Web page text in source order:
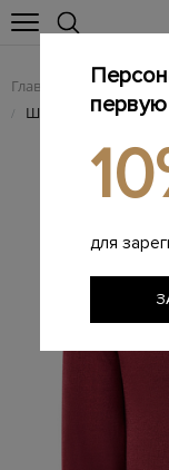
Главная Мужчинам
/ Шерстяная
для